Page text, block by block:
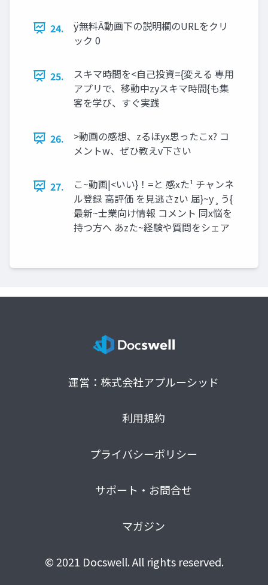
24.
ÿ無料Ā動画下の説明欄のURLをクリ
ック 0
25.
スキマ時間を<⾃⼰投資={変える 専⽤
アプリで、移動中zyスキマ時間{も集
客を学び、すぐ実践
26.
>動画の感想、zるほyx思ったこx? コ
メントw、ぜひ教えv下さい
27.
こ~動画|<いい}！=と 感xた¹ チャンネ
ル登録 ⾼評価 を⾒逃さzい 届}~y¸う{
最新~⼠業向け情報 コメント 同x悩を
持つ⽅へ あzた~経験や質問をシェア
運営：株式会社アプルーシッド
利用規約
プライバシーポリシー
サポート・お問合せ
マガジン
© 2021 Docswell. All rights reserved.